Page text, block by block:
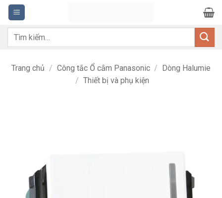
Bỏ
qua
nội
dung
Tìm
Trang chủ / Công tắc Ổ cắm Panasonic / Dòng Halumie
/ Thiết bị và phụ kiện